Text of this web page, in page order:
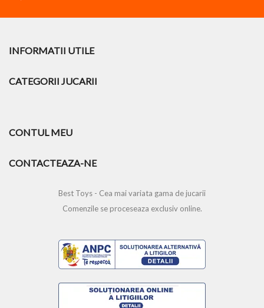
INFORMATII UTILE
CATEGORII JUCARII
CONTUL MEU
CONTACTEAZA-NE
Best Toys - Cea mai variata gama de jucarii
Comenzile se proceseaza exclusiv online.